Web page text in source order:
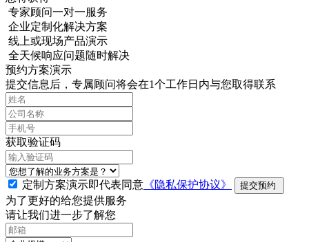
专家顾问一对一服务
企业定制化解决方案
线上或现场产品演示
全天候响应问题随时解决
预约方案演示
提交信息后，专属顾问将会在1个工作日内与您取得联系
获取验证码
定制方案演示即代表同意 《隐私保护协议》 提交预约
为了更好的给您提供服务
请让我们进一步了解您